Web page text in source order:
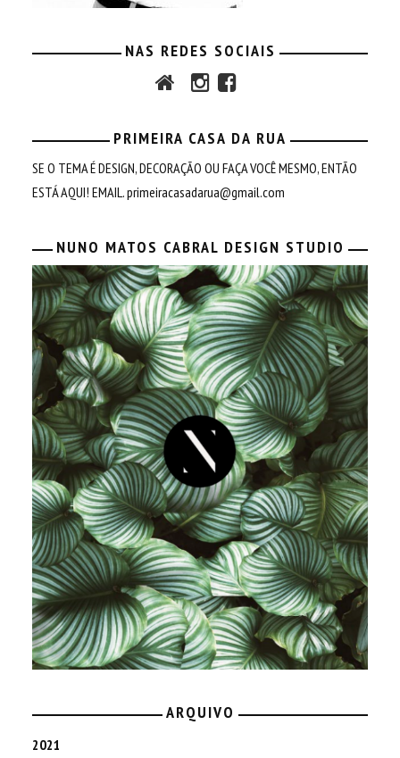
NAS REDES SOCIAIS
PRIMEIRA CASA DA RUA
SE O TEMA É DESIGN, DECORAÇÃO OU FAÇA VOCÊ MESMO, ENTÃO
ESTÁ AQUI! EMAIL.primeiracasadarua@gmail.com
NUNO MATOS CABRAL DESIGN STUDIO
ARQUIVO
2021